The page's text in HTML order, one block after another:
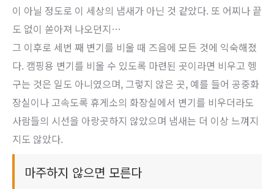
이 아닐 정도로 이 세상의 냄새가 아닌 것 같았다. 또 어찌나 끝
도 없이 쏟아져 나오던지…
그 이후로 세번 째 변기를 비울 때 즈음에 모든 것에 익숙해졌
다. 캠핑용 변기를 비울 수 있도록 마련된 곳이라면 비우고 헹
구는 것은 일도 아니였으며, 그렇지 않은 곳, 예를 들어 공중화
장실이나 고속도록 휴게소의 화장실에서 변기를 비우더라도
사람들의 시선을 아랑곳하지 않았으며 냄새는 더 이상 느껴지
지도 않았다.
마주하지 않으면 모른다